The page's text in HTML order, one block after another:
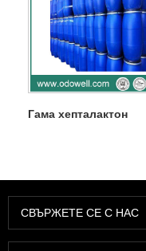
Гама хепталактон
СВЪРЖЕТЕ СЕ С НАС